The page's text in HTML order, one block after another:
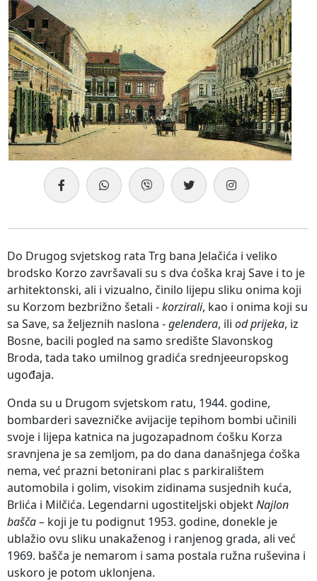
Do Drugog svjetskog rata Trg bana Jelačića i veliko
brodsko Korzo završavali su s dva ćoška kraj Save i to je
arhitektonski, ali i vizualno, činilo lijepu sliku onima koji
su Korzom bezbrižno šetali -korzirali, kao i onima koji su
sa Save, sa željeznih naslona -gelendera, ili od prijeka, iz
Bosne, bacili pogled na samo središte Slavonskog
Broda, tada tako umilnog gradića srednjeeuropskog
ugođaja.
Onda su u Drugom svjetskom ratu, 1944. godine,
bombarderi savezničke avijacije tepihom bombi učinili
svoje i lijepa katnica na jugozapadnom ćošku Korza
sravnjena je sa zemljom, pa do dana današnjega ćoška
nema, već prazni betonirani plac s parkiralištem
automobila i golim, visokim zidinama susjednih kuća,
Brlića i Milčića. Legendarni ugostiteljski objektNajlon
bašča – koji je tu podignut 1953. godine, donekle je
ublažio ovu sliku unakaženog i ranjenog grada, ali već
1969. bašča je nemarom i sama postala ružna ruševina i
uskoro je potom uklonjena.